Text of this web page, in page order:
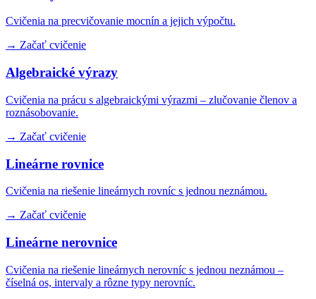
Cvičenia na precvičovanie mocnín a jejich výpočtu.
→ Začať cvičenie
Algebraické výrazy
Cvičenia na prácu s algebraickými výrazmi – zlučovanie členov a
roznásobovanie.
→ Začať cvičenie
Lineárne rovnice
Cvičenia na riešenie lineárnych rovníc s jednou neznámou.
→ Začať cvičenie
Lineárne nerovnice
Cvičenia na riešenie lineárnych nerovníc s jednou neznámou –
číselná os, intervaly a rôzne typy nerovníc.